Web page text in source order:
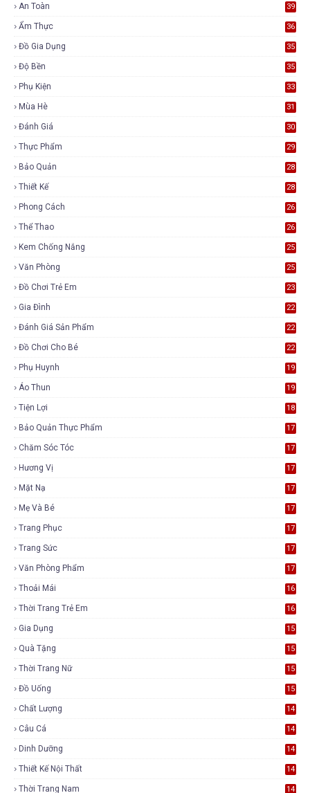
An Toàn 39
Ẩm Thực 36
Đồ Gia Dụng 35
Độ Bền 35
Phụ Kiện 33
Mùa Hè 31
Đánh Giá 30
Thực Phẩm 29
Bảo Quản 28
Thiết Kế 28
Phong Cách 26
Thể Thao 26
Kem Chống Nắng 25
Văn Phòng 25
Đồ Chơi Trẻ Em 23
Gia Đình 22
Đánh Giá Sản Phẩm 22
Đồ Chơi Cho Bé 22
Phụ Huynh 19
Áo Thun 19
Tiện Lợi 18
Bảo Quản Thực Phẩm 17
Chăm Sóc Tóc 17
Hương Vị 17
Mặt Nạ 17
Mẹ Và Bé 17
Trang Phục 17
Trang Sức 17
Văn Phòng Phẩm 17
Thoải Mái 16
Thời Trang Trẻ Em 16
Gia Dụng 15
Quà Tặng 15
Thời Trang Nữ 15
Đồ Uống 15
Chất Lượng 14
Câu Cá 14
Dinh Dưỡng 14
Thiết Kế Nội Thất 14
Thời Trang Nam 14